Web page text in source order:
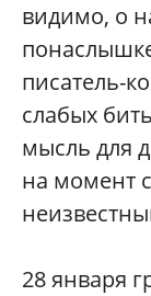
видимо, о
писатель-
слабых
мысль для
на момент
28 января